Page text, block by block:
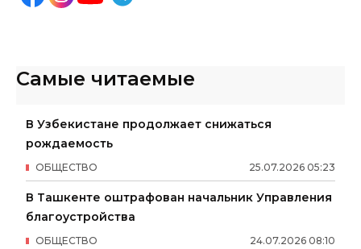
Самые читаемые
В Узбекистане продолжает снижаться
рождаемость
25.07.2026 05:23
ОБЩЕСТВО
В Ташкенте оштрафован начальник Управления
благоустройства
24.07.2026 08:10
ОБЩЕСТВО